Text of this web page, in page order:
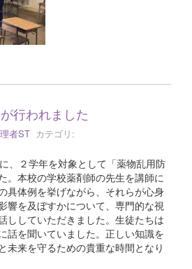
行われました
者ST カテゴリ:
、２学年を対象として「薬物乱用防
。本校の学校薬剤師の先生を講師に
具体例を挙げながら、それらが心身
響を及ぼすかについて、専門的な視
ししていただきました。生徒たちは
話を聞いていました。正しい知識を
未来を守るための貴重な時間となり